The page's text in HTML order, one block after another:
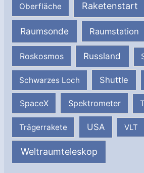
Oberfläche Raketenstart
Raumsonde Raumstation
Roskosmos Russland
Schwarzes Loch Shuttle
SpaceX Spektrometer
Trägerrakete USA VLT
Weltraumteleskop